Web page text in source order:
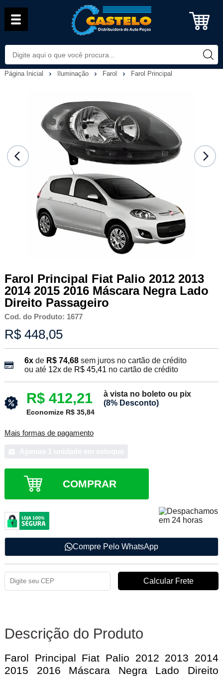
Página Inicial Iluminação Farol Farol Principal
Farol Principal Fiat Palio 2012 2013
2014 2015 2016 Máscara Negra Lado
Direito Passageiro
Cod. do Produto: 1677
R$ 448,05
6xde R$ 74,68 sem juros no cartão de crédito
ou até 12xde R$ 45,41 no cartão de crédito
R$ 412,21
à vista no boleto ou pix
(8% Desconto)
Economize R$ 35,84
Mais formas de pagamento
COMPRAR
Compre Pelo WhatsApp
Descrição do Produto
Farol Principal Fiat Palio 2012 2013 2014
2015 2016 Máscara Negra Lado Direito